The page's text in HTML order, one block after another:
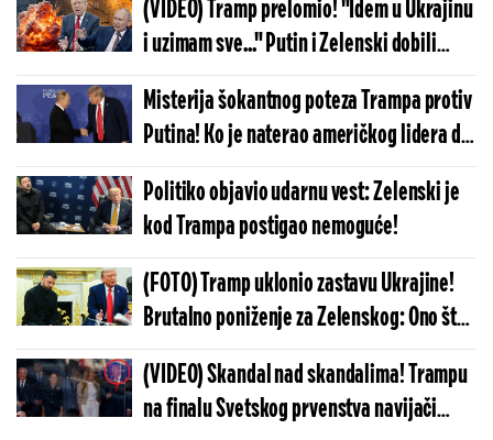
(VIDEO) Tramp prelomio! "Idem u Ukrajinu
i uzimam sve..." Putin i Zelenski dobili
zastrašujuće vesti - planovi Amerike su
gori nego što su mislili
Misterija šokantnog poteza Trampa protiv
Putina! Ko je naterao američkog lidera da
ovo uradi? Rusija neće sedeti skrštenih
ruku
Politiko objavio udarnu vest: Zelenski je
kod Trampa postigao nemoguće!
(FOTO) Tramp uklonio zastavu Ukrajine!
Brutalno poniženje za Zelenskog: Ono što
je stavio umesto nje je još skandaloznije
(VIDEO) Skandal nad skandalima! Trampu
na finalu Svetskog prvenstva navijači